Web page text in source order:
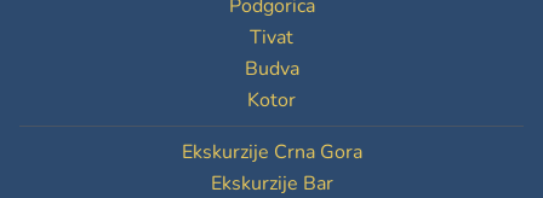
Podgorica
Tivat
Budva
Kotor
Ekskurzije Crna Gora
Ekskurzije Bar